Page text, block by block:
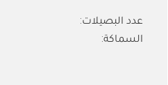
عدد البصيلات:
السماكة: